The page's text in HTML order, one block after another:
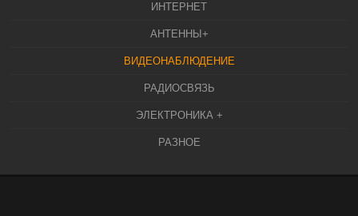
ИНТЕРНЕТ
АНТЕННЫ+
ВИДЕОНАБЛЮДЕНИЕ
РАДИОСВЯЗЬ
ЭЛЕКТРОНИКА +
РАЗНОЕ